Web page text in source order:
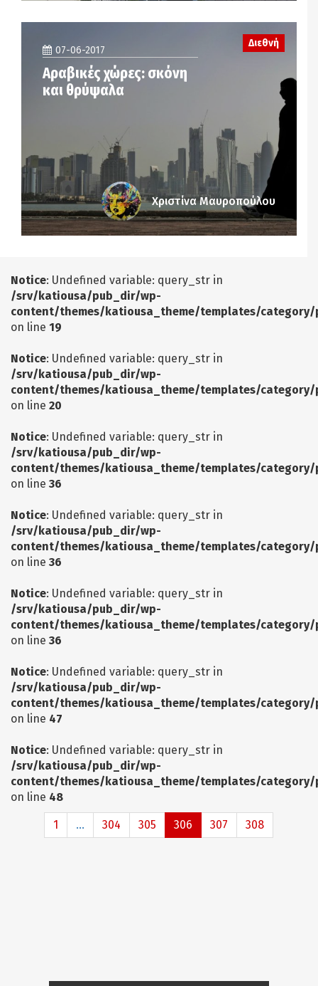
07-06-2017
Αραβικές χώρες: σκόνη
και θρύψαλα
Διεθνή
Χριστίνα Μαυροπούλου
Notice: Undefined variable: query_str in
/srv/katiousa/pub_dir/wp-
content/themes/katiousa_theme/templates/
on line 19
Notice: Undefined variable: query_str in
/srv/katiousa/pub_dir/wp-
content/themes/katiousa_theme/templates/
on line 20
Notice: Undefined variable: query_str in
/srv/katiousa/pub_dir/wp-
content/themes/katiousa_theme/templates/
on line 36
Notice: Undefined variable: query_str in
/srv/katiousa/pub_dir/wp-
content/themes/katiousa_theme/templates/
on line 36
Notice: Undefined variable: query_str in
/srv/katiousa/pub_dir/wp-
content/themes/katiousa_theme/templates/
on line 36
Notice: Undefined variable: query_str in
/srv/katiousa/pub_dir/wp-
content/themes/katiousa_theme/templates/
on line 47
Notice: Undefined variable: query_str in
/srv/katiousa/pub_dir/wp-
content/themes/katiousa_theme/templates/
on line 48
1 ... 304 305 306 307 308